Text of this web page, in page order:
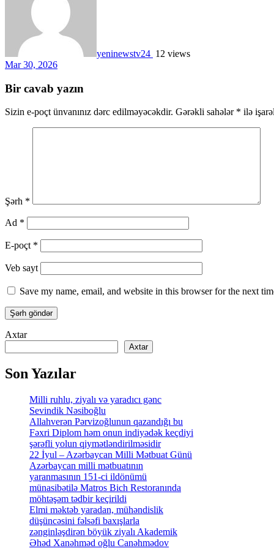
yeninewstv24 12 views
Mar 30, 2026
Bir cavab yazın
Sizin e-poçt ünvanınız dərc edilməyəcəkdir. Gərəkli sahələr * ilə
Şərh *
Ad *
E-poçt *
Veb sayt
Save my name, email, and website in this browser for the next
Axtar
Axtar
Son Yazılar
Milli ruhlu, ziyalı və yaradıcı gənc
Sevindik Nəsiboğlu
Allahverən Pərvizoğlunun qazandığı bu
Fəxri Diplom həm onun indiyədək keçdiyi
şərəfli yolun qiymətləndirilməsidir
22 İyul – Azərbaycan Milli Mətbuat Günü
Azərbaycan milli mətbuatının
yaranmasının 151-ci ildönümü
münasibətilə Matros Bich Restoranında
möhtəşəm tədbir keçirildi
Elmi məktəb yaradan, mühəndislik
düşüncəsini fəlsəfi baxışlarla
zənginləşdirən böyük ziyalı Akademik
Əhəd Xanəhməd oğlu Canəhmədov